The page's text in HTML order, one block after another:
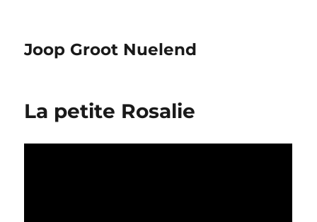
Joop Groot Nuelend
La petite Rosalie